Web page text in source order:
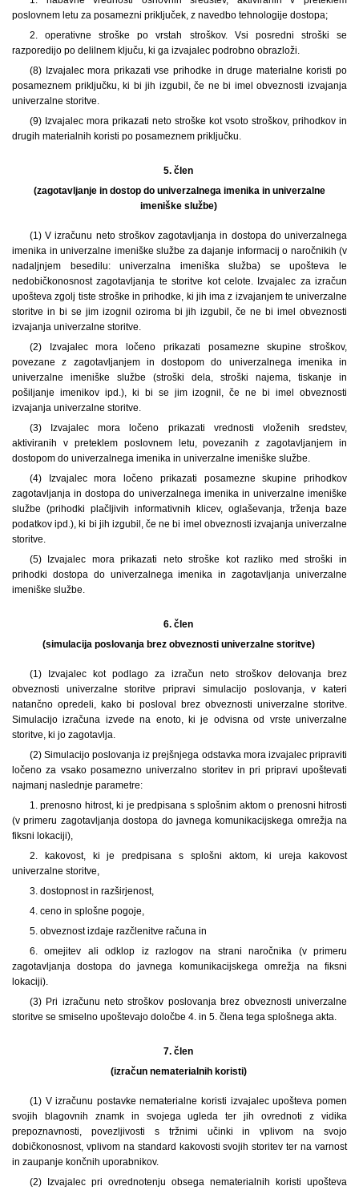
poslovnem letu za posamezni priključek, z navedbo tehnologije dostopa;
2. operativne stroške po vrstah stroškov. Vsi posredni stroški se
razporedijo po delilnem ključu, ki ga izvajalec podrobno obrazloži.
(8) Izvajalec mora prikazati vse prihodke in druge materialne koristi po
posameznem priključku, ki bi jih izgubil, če ne bi imel obveznosti izvajanja
univerzalne storitve.
(9) Izvajalec mora prikazati neto stroške kot vsoto stroškov, prihodkov in
drugih materialnih koristi po posameznem priključku.
5. člen
(zagotavljanje in dostop do univerzalnega imenika in univerzalne
imeniške službe)
(1) V izračunu neto stroškov zagotavljanja in dostopa do univerzalnega
imenika in univerzalne imeniške službe za dajanje informacij o naročnikih (v
nadaljnjem besedilu: univerzalna imeniška služba) se upošteva le
nedobičkonosnost zagotavljanja te storitve kot celote. Izvajalec za izračun
upošteva zgolj tiste stroške in prihodke, ki jih ima z izvajanjem te univerzalne
storitve in bi se jim izognil oziroma bi jih izgubil, če ne bi imel obveznosti
izvajanja univerzalne storitve.
(2) Izvajalec mora ločeno prikazati posamezne skupine stroškov,
povezane z zagotavljanjem in dostopom do univerzalnega imenika in
univerzalne imeniške službe (stroški dela, stroški najema, tiskanje in
pošiljanje imenikov ipd.), ki bi se jim izognil, če ne bi imel obveznosti
izvajanja univerzalne storitve.
(3) Izvajalec mora ločeno prikazati vrednosti vloženih sredstev,
aktiviranih v preteklem poslovnem letu, povezanih z zagotavljanjem in
dostopom do univerzalnega imenika in univerzalne imeniške službe.
(4) Izvajalec mora ločeno prikazati posamezne skupine prihodkov
zagotavljanja in dostopa do univerzalnega imenika in univerzalne imeniške
službe (prihodki plačljivih informativnih klicev, oglaševanja, trženja baze
podatkov ipd.), ki bi jih izgubil, če ne bi imel obveznosti izvajanja univerzalne
storitve.
(5) Izvajalec mora prikazati neto stroške kot razliko med stroški in
prihodki dostopa do univerzalnega imenika in zagotavljanja univerzalne
imeniške službe.
6. člen
(simulacija poslovanja brez obveznosti univerzalne storitve)
(1) Izvajalec kot podlago za izračun neto stroškov delovanja brez
obveznosti univerzalne storitve pripravi simulacijo poslovanja, v kateri
natančno opredeli, kako bi posloval brez obveznosti univerzalne storitve.
Simulacijo izračuna izvede na enoto, ki je odvisna od vrste univerzalne
storitve, ki jo zagotavlja.
(2) Simulacijo poslovanja iz prejšnjega odstavka mora izvajalec pripraviti
ločeno za vsako posamezno univerzalno storitev in pri pripravi upoštevati
najmanj naslednje parametre:
1. prenosno hitrost, ki je predpisana s splošnim aktom o prenosni hitrosti
(v primeru zagotavljanja dostopa do javnega komunikacijskega omrežja na
fiksni lokaciji),
2. kakovost, ki je predpisana s splošni aktom, ki ureja kakovost
univerzalne storitve,
3. dostopnost in razširjenost,
4. ceno in splošne pogoje,
5. obveznost izdaje razčlenitve računa in
6. omejitev ali odklop iz razlogov na strani naročnika (v primeru
zagotavljanja dostopa do javnega komunikacijskega omrežja na fiksni
lokaciji).
(3) Pri izračunu neto stroškov poslovanja brez obveznosti univerzalne
storitve se smiselno upoštevajo določbe 4. in 5. člena tega splošnega akta.
7. člen
(izračun nematerialnih koristi)
(1) V izračunu postavke nematerialne koristi izvajalec upošteva pomen
svojih blagovnih znamk in svojega ugleda ter jih ovrednoti z vidika
prepoznavnosti, povezljivosti s tržnimi učinki in vplivom na svojo
dobičkonosnost, vplivom na standard kakovosti svojih storitev ter na varnost
in zaupanje končnih uporabnikov.
(2) Izvajalec pri ovrednotenju obsega nematerialnih koristi upošteva